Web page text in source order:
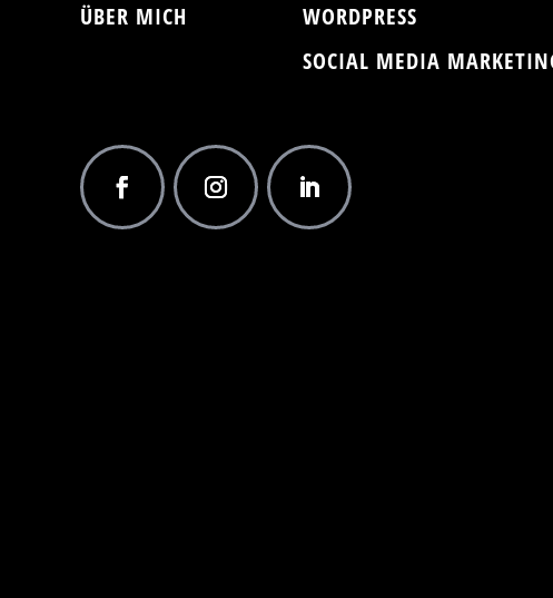
ÜBER MICH
WORDPRESS
SOCIAL MEDIA